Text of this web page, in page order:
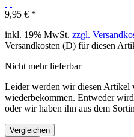
9,95 € *
inkl. 19% MwSt. zzgl.
Versandkosten (D) für diesen
Nicht mehr lieferbar
Leider werden wir diesen Artikel
wiederbekommen. Entweder
oder wir haben ihn aus dem
Vergleichen